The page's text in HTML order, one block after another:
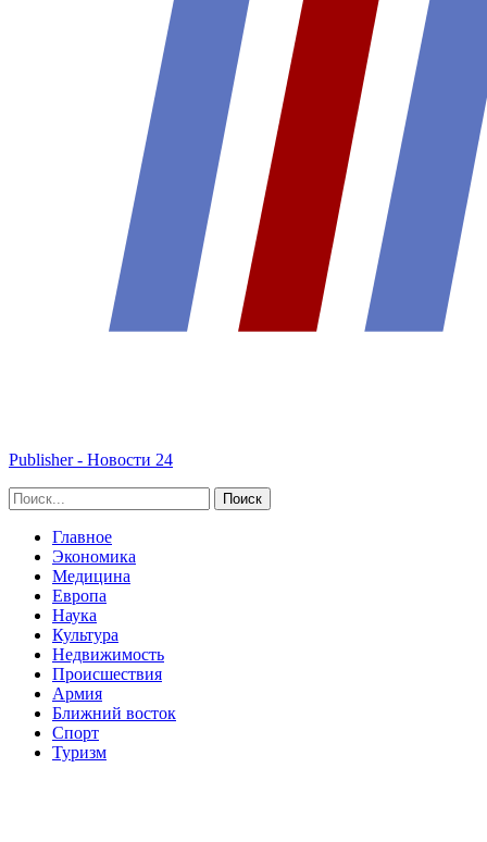
Publisher - Новости 24
Главное
Экономика
Медицина
Европа
Наука
Культура
Недвижимость
Происшествия
Армия
Ближний восток
Спорт
Туризм